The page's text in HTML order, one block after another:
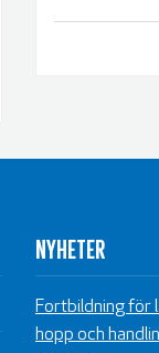
NYHETER
Fortbildning för
hopp och